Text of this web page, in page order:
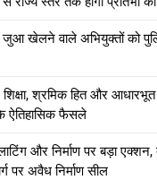
दिल्ली-देहरादून आर्थिक
का डीएम ने किया
गुणवत्तापूर्ण निर्माण
नहींः डीएम
उत्तराखण्ड
खेल महाकुंभ 2026ः 01
जुआ खेलने वाले अभियुक्तों को
श्रमिक हित और
ऐतिहासिक फैसले
और निर्माण पर बड़ा एक्शन,
पर अवैध निर्माण सील